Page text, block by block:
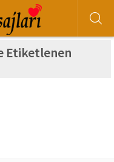
Etiketlenen